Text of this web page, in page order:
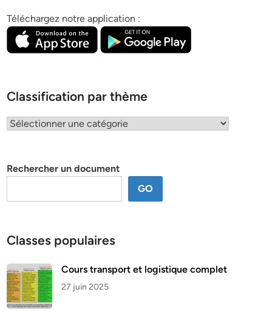
Téléchargez notre application :
Classification par thème
Classification
Rechercher un document
GO
Classes populaires
Cours transport et logistique complet
27 juin 2025